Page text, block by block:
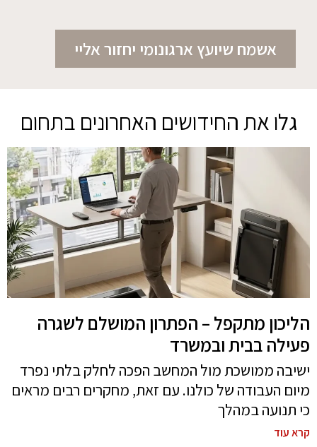
אשמח שיועץ ארגונומי יחזור אליי
גלו את החידושים האחרונים בתחום
הליכון מתקפל – הפתרון המושלם לשגרה
פעילה בבית ובמשרד
ישיבה ממושכת מול המחשב הפכה לחלק בלתי נפרד
מיום העבודה של כולנו. עם זאת, מחקרים רבים מראים
כי תנועה במהלך
קרא עוד